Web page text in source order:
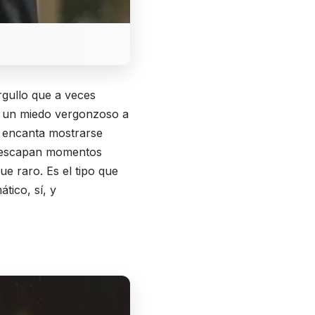
que a veces
miedo vergonzoso a
mostrarse
momentos
raro. Es el tipo que
sí, y